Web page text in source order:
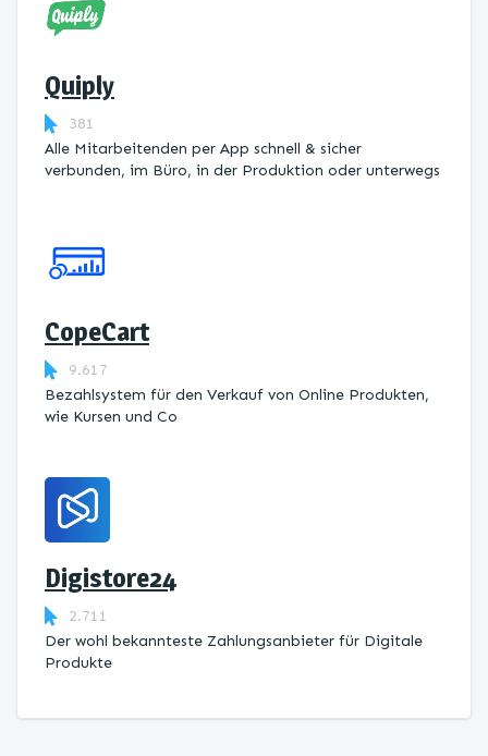
Quiply
381
Alle Mitarbeitenden per App schnell & sicher
verbunden, im Büro, in der Produktion oder unterwegs
CopeCart
9.617
Bezahlsystem für den Verkauf von Online Produkten,
wie Kursen und Co
Digistore24
2.711
Der wohl bekannteste Zahlungsanbieter für Digitale
Produkte